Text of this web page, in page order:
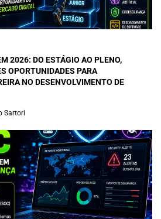
2026: DO ESTÁGIO AO PLENO,
OPORTUNIDADES PARA
NO DESENVOLVIMENTO DE
Sartori